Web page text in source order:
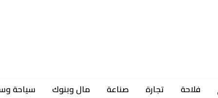
فلاحة تجارة صناعة مال وبنوك سياحة